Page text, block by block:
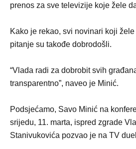
prenos za sve televizije koje žele
Kako je rekao, svi novinari koji
pitanje su takođe dobrodošli.
“Vlada radi za dobrobit svih
transparentno”, naveo je Minić.
Podsjećamo, Savo Minić na
srijedu, 11. marta, ispred zgrade
Stanivukovića pozvao je na TV